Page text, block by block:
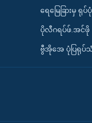
ရေမြေခြားမှ ရု
ပိုလီဂရပ်ဖ်.အင်ဖို
ဗွီအိုအေ ပုံပြရုပ်